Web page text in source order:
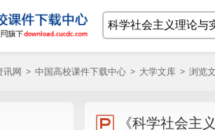
讯网 > 中国高校课件下载中心 > 大学文库 > 浏览
《科学社会主